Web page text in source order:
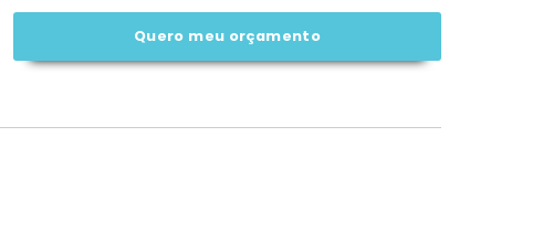
Quero meu orçamento